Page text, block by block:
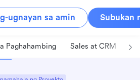
ugnayan sa amin Subukan
Paghahambing Sales at CRM